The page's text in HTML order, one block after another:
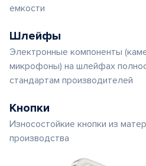
емкости
Шлейфы
Электронные компоненты
микрофоны) на шлейфах
стандартам производителей
Кнопки
Износостойкие кнопки из
производства